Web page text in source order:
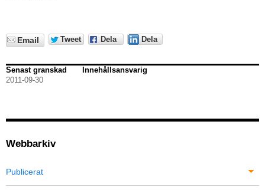
Email Tweet Dela Dela
Senast granskad
2011-09-30
Innehållsansvarig
Webbarkiv
Publicerat